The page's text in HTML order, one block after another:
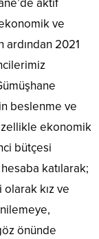
aktif
ve
ardından 2021
beslenme ve
ekonomik
bütçesi
katılarak;
kız ve
önünde